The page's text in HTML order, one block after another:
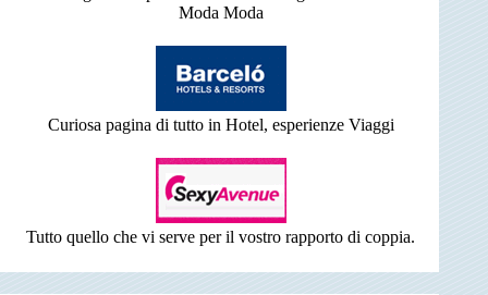
Moda Moda
Curiosa pagina di tutto in Hotel, esperienze Viaggi
Tutto quello che vi serve per il vostro rapporto di coppia.